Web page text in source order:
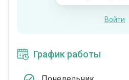
Войти
График работы